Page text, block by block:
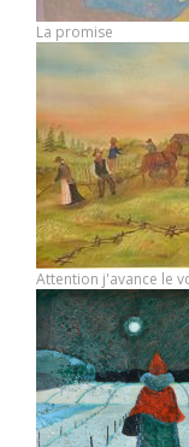
La promise
Attention j'avance le